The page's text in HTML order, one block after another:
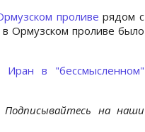
проливерядом с
Ормузском проливе было
Иран в "бессмысленном"
Подписывайтесь на наши